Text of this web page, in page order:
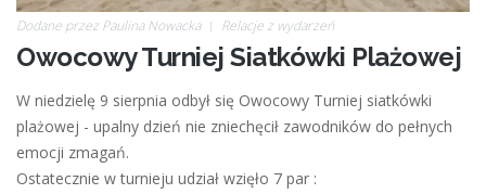
Dodane przez Paulina Nowacka Relacje z wydarzeń
Owocowy Turniej Siatkówki Plażowej
W niedzielę 9 sierpnia odbył się Owocowy Turniej siatkówki
plażowej - upalny dzień nie zniechęcił zawodników do pełnych
emocji zmagań.
Ostatecznie w turnieju udział wzięło 7 par :